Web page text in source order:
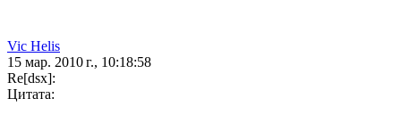
Vic Hеlis
15 мар. 2010 г., 10:18:58
Re[dsx]:
Цитата: